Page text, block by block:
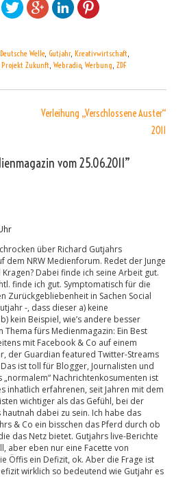
Deutsche Welle, Gutjahr, Kreativwirtschaft
Projekt Zukunft Webradio, Werbung ZDF
Verleihung „Verschlossene Auster“
2011
vom 25.06.2011”
über Richard Gutjahrs
dem NRW Medienforum. Redet der Junge
Dabei finde ich seine Arbeit gut.
finde ich gut. Symptomatisch für die
Zurückgebliebenheit in Sachen Social
-, dass dieser a) keine
kein Beispiel, wie’s andere besser
Thema fürs Medienmagazin: Ein Best
mit Facebook & Co auf einem
der Guardian featured Twitter-Streams
ist toll für Blogger, Journalisten und
„normalem“ Nachrichtenkosumenten ist
inhatlich erfahrenen, seit Jahren mit dem
wichtiger als das Gefühl, bei der
hautnah dabei zu sein. Ich habe das
& Co ein bisschen das Pferd durch ob
das Netz bietet. Gutjahrs live-Berichte
aber eben nur eine Facette von
Öffis ein Defizit, ok. Aber die Frage ist
wirklich so bedeutend wie Gutjahr es